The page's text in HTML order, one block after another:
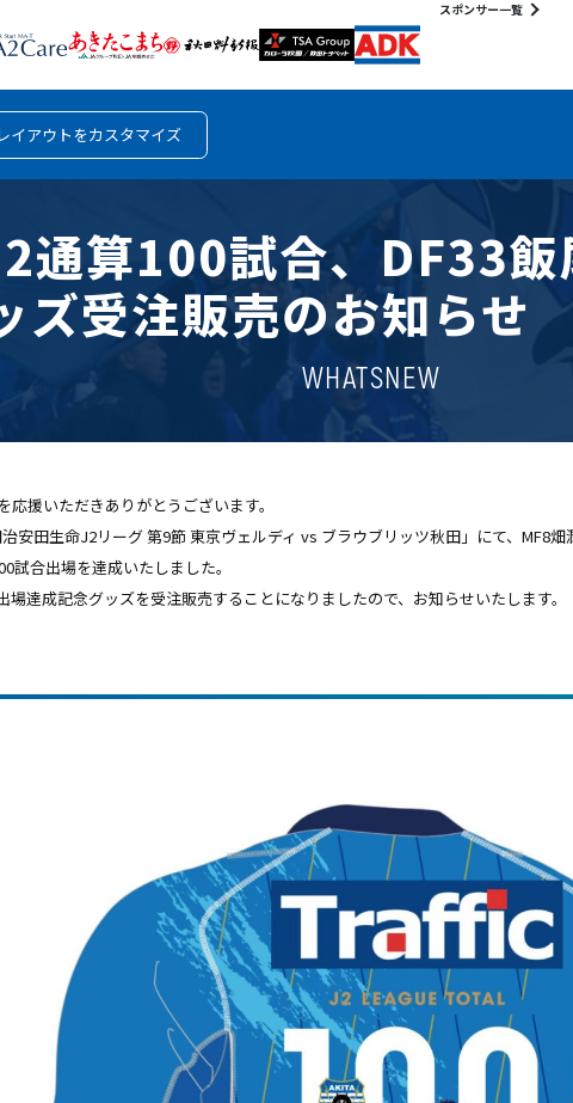
スポンサー一覧
レイアウトをカスタマイズ
通算100試合、DF33
ズ受注販売のお知らせ
WHATSNEW
援いただきありがとうございます。
安田生命J2リーグ 第9節 東京ヴェルディ vs ブラウブリッツ秋田」にて、MF8
試合出場を達成いたしました。
場達成記念グッズを受注販売することになりましたので、お知らせいたします。